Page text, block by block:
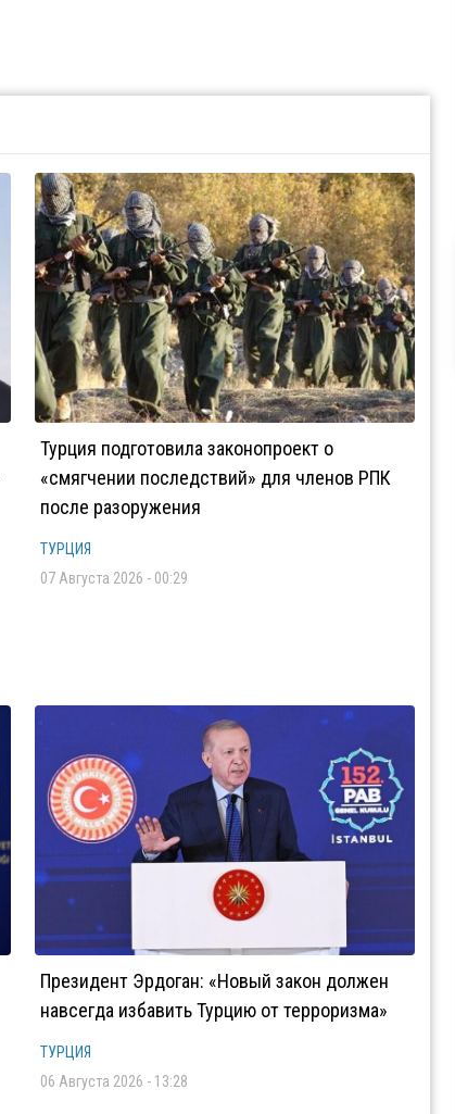
Турция подготовила законопроект о
«смягчении последствий» для членов РПК
после разоружения
ТУРЦИЯ
07 Августа 2026 - 00:29
Президент Эрдоган: «Новый закон должен
навсегда избавить Турцию от терроризма»
ТУРЦИЯ
06 Августа 2026 - 13:28